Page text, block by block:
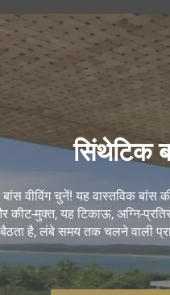
सिंथेटिक
वीविंग चुनें! यह वास्तविक
कीट-मुक्त, यह टिकाऊ, अग्नि-
है, लंबे समय तक चलने वाली